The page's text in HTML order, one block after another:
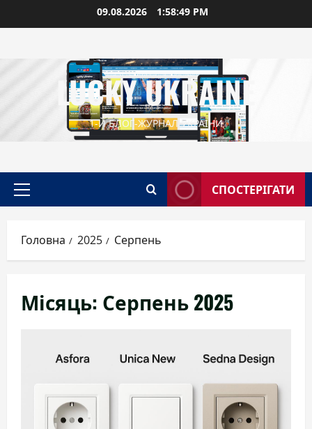
до
09.08.2026 1:58:51 PM
LUCKY UKRAINE
1-Й БЛОГ-ЖУРНАЛ УКРАЇНИ
Головне
СПОСТЕРІГАТИ
Головна 2025 Серпень
Місяць: Серпень 2025